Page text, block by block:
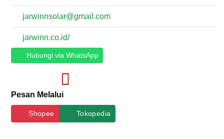
jarwinnsolar@gmail.com
jarwinn.co.id/
Hubungi via WhatsApp
Pesan Melalui
Shopee Tokopedia